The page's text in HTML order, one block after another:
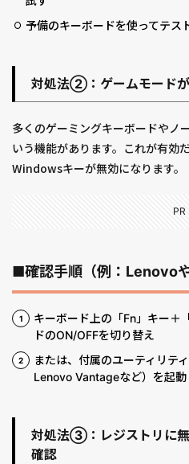
予備のキーボードを使ってテス
対処法②：ゲームモード
多くのゲーミングキーボードやノ
いう機能があります。これが有効
Windowsキーが無効になります。
PR
■確認手順（例：Lenovo
キーボード上の「Fn」キー＋
ドのON/OFFを切り替え
または、付属のユーティリテ
Lenovo Vantageなど）を起動
対処法③：レジストリに
確認